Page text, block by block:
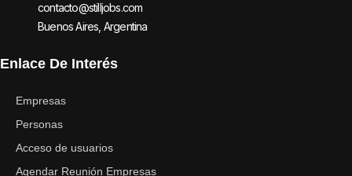
contacto@stilljobs.com
Buenos Aires, Argentina
Enlace De Interés
Empresas
Personas
Acceso de usuarios
Agendar Reunión Empresas